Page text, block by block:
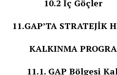
10.2 İç Göçler
11.GAP’TA STRATEJİK
KALKINMA
11.1. GAP Bölgesi